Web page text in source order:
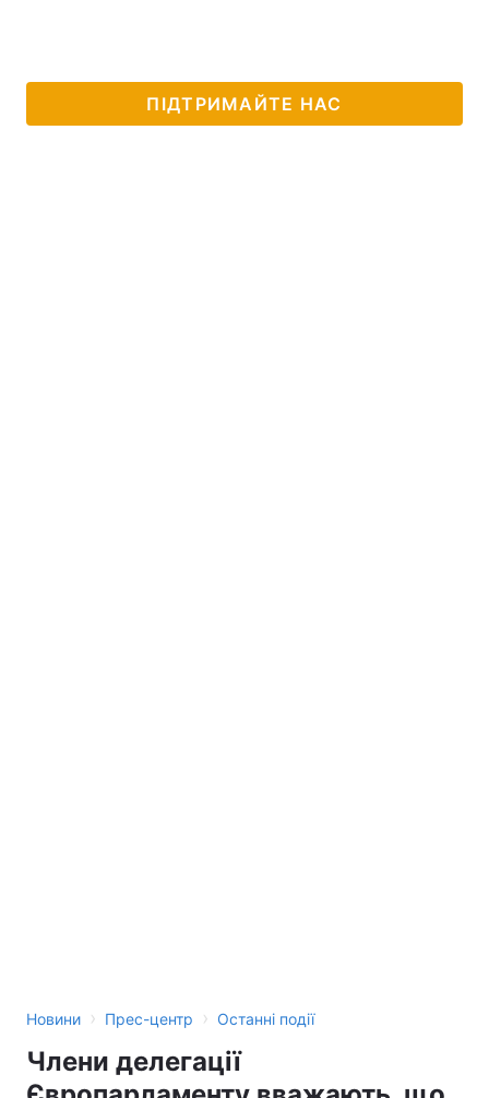
ПІДТРИМАЙТЕ НАС
Новини › Прес-центр › Останні події
Члени делегації